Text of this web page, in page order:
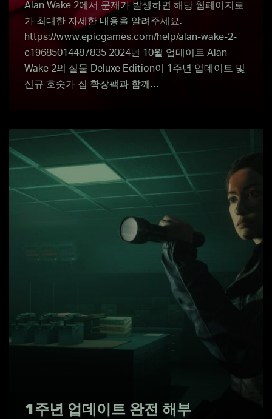
Alan Wake 2에서 문제가 발생하면 해당 웹페이지로
가 최대한 자세한 내용을 알려주세요.
https://www.epicgames.com/help/alan-wake-2-
c19685014487835 2024년 10월 업데이트 Alan
Wake 2의 실물 Deluxe Edition이 1주년 업데이트 및
신규 호숫가 집 확장팩과 함께…
1주년 업데이트 완전 해부